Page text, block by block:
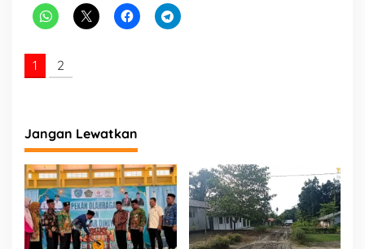
1 2
Jangan Lewatkan